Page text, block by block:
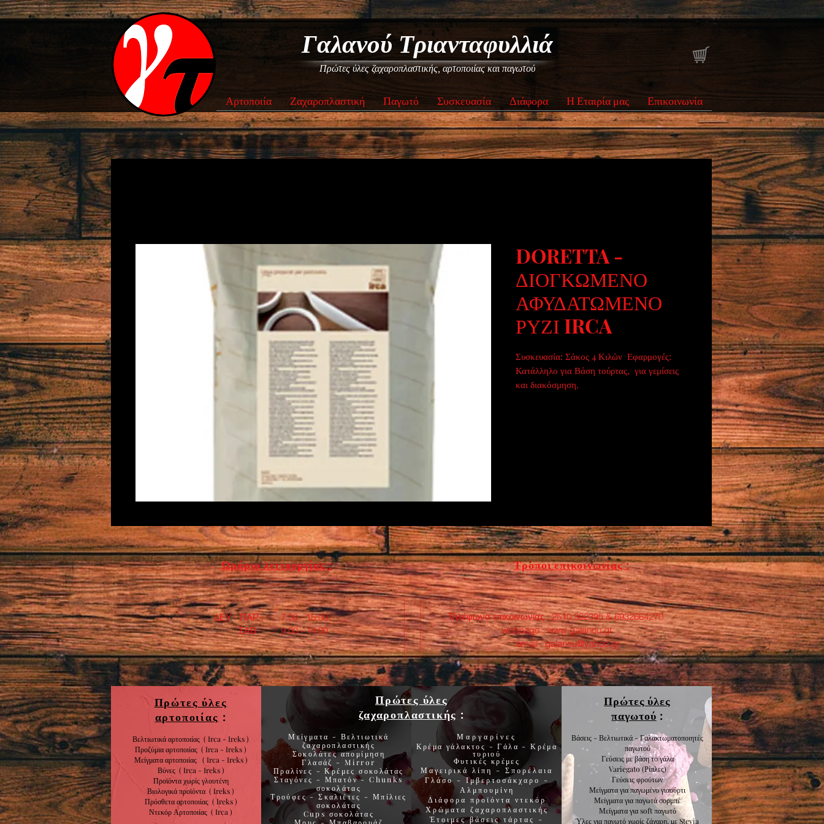
Γαλανού Τριανταφυλλιά
Πρώτες ύλες ζαχαροπλαστικής, αρτοποιίας και παγωτού
Αρτοποιία Ζαχαροπλαστική Παγωτό Συσκευασία Διάφορα Η Εταιρία μας Επικοινωνία
DORETTA -
ΔΙΟΓΚΩΜΕΝΟ
ΑΦΥΔΑΤΩΜΕΝΟ
ΡΥΖΙ IRCA
Συσκευασία: Σάκος 4 Κιλών  Εφαρμογές:
Κατάλληλο για Βάση τούρτας,  για γεμίσεις
και διακόσμηση.
Ωράριο λειτουργίας :
ΔΕΥ - ΠΑΡ : 7:30 - 15:00
​ ΣΑΒ : 9:00 - 14:00
Τρόποι επικοινωνίας :
Τηλέφωνα επικοινωνίας : 2510 392395 & 6932664270
webpage :www.galanou.gr
email :galanou@yahoo.gr
Πρώτες ύλες
αρτοποιίας :
Βελτιωτικά αρτοποιίας ( Irca - Ireks )
Προζύμια αρτοποιίας ( Irca - Ireks )
Μείγματα αρτοποιίας ( Irca - Ireks )
Βύνες ( Irca - Ireks )
Προϊόντα χωρίςγλουτένη
Βιολογικάπροϊόντα ( Ireks )
Πρόσθετα αρτοποιίας (Ireks )
Ντεκόρ Αρτοποιίας ( Irca )
Μείγματα - Βελτιωτικά
ζαχαροπλαστικής
Σοκολάτεςαπομίμηση
Γλασάζ - Mirror
Πραλίνες - Κρέμες σοκολάτας
Σταγόνες - Μπατόν-Chunks
σοκολάτας
Τρούφες-Σκαλιέτες -Μπίλιες
σοκολάτας
Cups σοκολάτας
Μαργαρίνες
Κρέμα γάλακτος - Γάλα - Κρέμα
τυριού
Φυτικές κρέμες
Μαγειρικά λίπη - Σπορέλαια
Γλάσο -Ιμβερτοσάκχαρο -
Αλμπουμίνη
Διάφορα προϊόντα ντεκόρ
Χρώματα ζαχαροπλαστικής
Έτοιμες βάσεις τάρτας
-
Πρώτες ύλες
παγωτού :
Βάσεις - Βελτιωτικά - Γαλακτωματοποιητές
παγωτού
Γεύσεις με βάση το γάλα
Variegato (Ρίπλες)
Γεύσειςφρούτων
Μείγματα γιαπαγωμένο γιαούρτι
Μείγματα γιαπαγωτά σορμπέ
Μείγματα γιαsoft παγωτό
Ύλες για παγωτό χωρίς ζάχαρη, με Stevia
Πρώτες ύλες
ζαχαροπλαστικής :